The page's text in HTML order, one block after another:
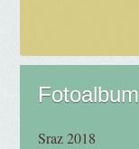
Fotoalbum
Sraz 2018